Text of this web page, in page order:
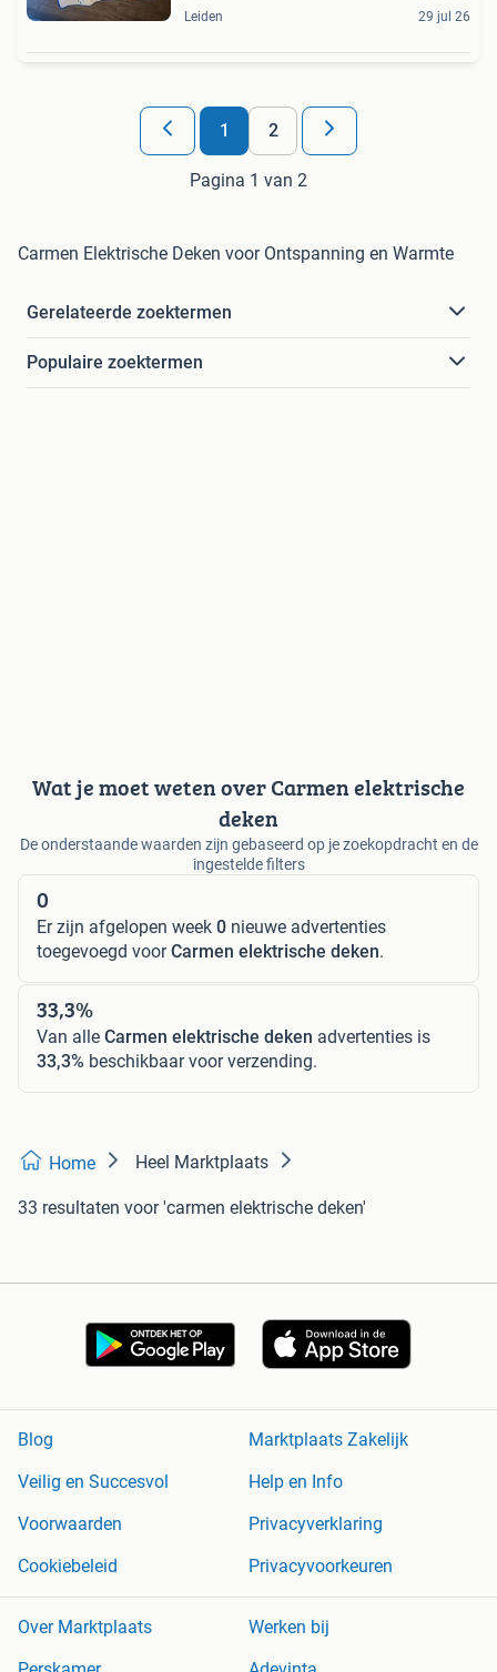
Leiden 29 jul 26
1 2
Pagina 1 van 2
Carmen Elektrische Deken voor Ontspanning en Warmte
Gerelateerde zoektermen
Populaire zoektermen
Wat je moet weten over Carmen elektrische
deken
De onderstaande waarden zijn gebaseerd op je zoekopdracht en de
ingestelde filters
0
Er zijn afgelopen week 0 nieuwe advertenties
toegevoegd voorCarmen elektrische deken.
33,3%
Van alle Carmen elektrische deken advertenties is
33,3% beschikbaar voor verzending.
Home Heel Marktplaats
33 resultaten voor 'carmen elektrische deken'
Blog
Marktplaats Zakelijk
Veilig en Succesvol
Help en Info
Voorwaarden
Privacyverklaring
Cookiebeleid
Privacyvoorkeuren
Over Marktplaats
Werken bij